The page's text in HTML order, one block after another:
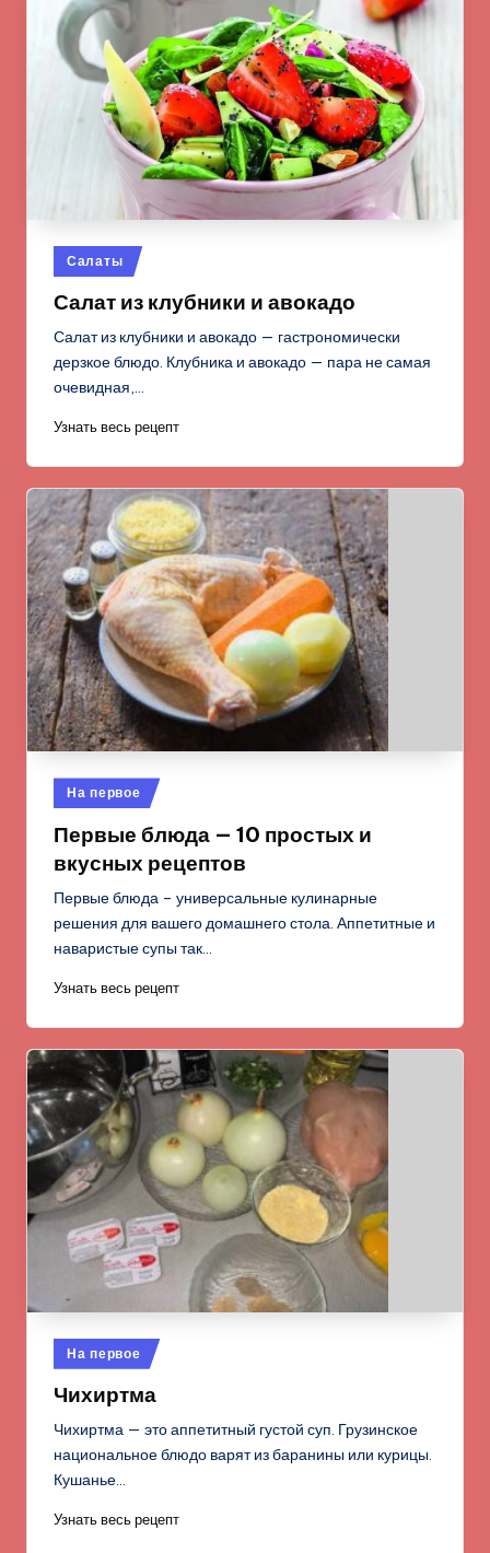
Опубликовано
в
Салаты
Салат из клубники и авокадо
Салат из клубники и авокадо — гастрономически
дерзкое блюдо. Клубника и авокадо — пара не самая
очевидная,…
Узнать весь рецепт
Опубликовано
в
На первое
Первые блюда — 10 простых и
вкусных рецептов
Первые блюда – универсальные кулинарные
решения для вашего домашнего стола. Аппетитные и
наваристые супы так…
Узнать весь рецепт
Опубликовано
в
На первое
Чихиртма
Чихиртма — это аппетитный густой суп. Грузинское
национальное блюдо варят из баранины или курицы.
Кушанье…
Узнать весь рецепт